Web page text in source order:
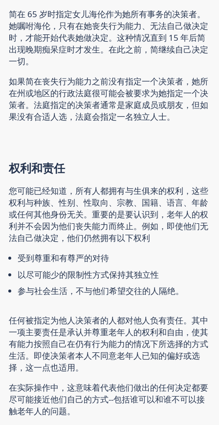
简在 65 岁时指定女儿海伦作为她所有事务的决策者。
她嘱咐海伦，只有在她丧失行为能力、无法自己做决定
时，才能开始代表她做决定。这种情况直到 15 年后简
出现晚期痴呆症时才发生。在此之前，简继续自己决定
一切。
如果简在丧失行为能力之前没有指定一个决策者，她所
在州或地区的行政法庭很可能会被要求为她指定一个决
策者。法庭指定的决策者通常是家庭成员或朋友，但如
果没有合适人选，法庭会指定一名独立人士。
权利和责任
您可能已经知道，所有人都拥有与生俱来的权利，这些
权利与种族、性别、性取向、宗教、国籍、语言、年龄
或任何其他身份无关。重要的是要认识到， 老年人的权
利并不会因为他们丧失能力而终止。例如，即使他们无
法自己做决定，他们仍然拥有以下权利
受到尊重和有尊严的对待
以尽可能少的限制性方式保持其独立性
参与社会生活，不与他们希望交往的人隔绝。
任何被指定为他人决策者的人都对他人负有责任。其中
一项主要责任是承认并尊重老年人的权利和自由，使其
有能力按照自己在仍有行为能力的情况下所选择的方式
生活。即使决策者本人不同意老年人已知的偏好或选
择，这一点也适用。
在实际操作中， 这意味着代表他们做出的任何决定都要
尽可能接近他们自己的方式--包括谁可以和谁不可以接
触老年人的问题。